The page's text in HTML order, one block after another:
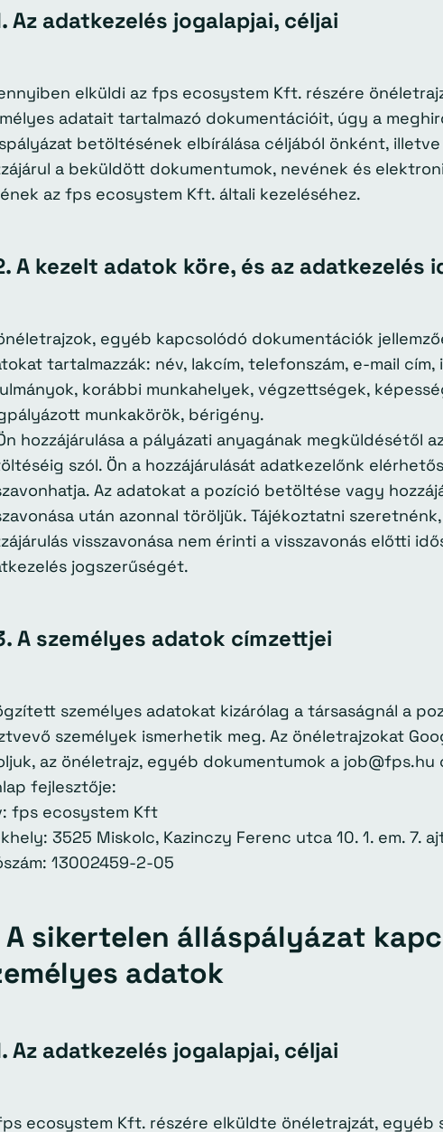
Az adatkezelés jogalapjai, céljai
elküldi az fps ecosystem Kft. részére
adatait tartalmazó dokumentációit, úgy a
betöltésének elbírálása céljából önként,
a beküldött dokumentumok, nevének és
az fps ecosystem Kft. általi kezeléséhez.
A kezelt adatok köre, és az adatkezelés
egyéb kapcsolódó dokumentációk
tartalmazzák: név, lakcím, telefonszám, e-mail cím,
korábbi munkahelyek, végzettségek,
munkakörök, bérigény.
hozzájárulása a pályázati anyagának megküldésétől
szól. Ön a hozzájárulását adatkezelőnk
Az adatokat a pozíció betöltése vagy
után azonnal töröljük. Tájékoztatni
visszavonása nem érinti a visszavonás előtti
jogszerűségét.
A személyes adatok címzettjei
személyes adatokat kizárólag a társaságnál a
személyek ismerhetik meg. Az önéletrajzokat
az önéletrajz, egyéb dokumentumok a job@fps.hu
fejlesztője:
fps ecosystem Kft
3525 Miskolc, Kazinczy Ferenc utca 10. 1. em. 7.
13002459-2-05
A sikertelen álláspályázat
adatok
Az adatkezelés jogalapjai, céljai
ecosystem Kft. részére elküldte önéletrajzát, egyéb